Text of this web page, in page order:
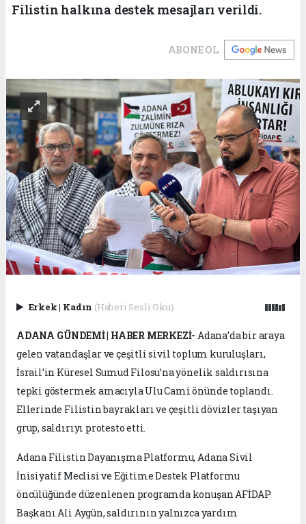
Filistin halkına destek mesajları verildi.
ABONE OL
Erkek| Kadın (Haberi Sesli Oku)
ADANA GÜNDEMİ | HABER MERKEZİ- Adana’da bir araya
gelen vatandaşlar ve çeşitli sivil toplum kuruluşları,
İsrail’in Küresel Sumud Filosu’na yönelik saldırısına
tepki göstermek amacıyla Ulu Cami önünde toplandı.
Ellerinde Filistin bayrakları ve çeşitli dövizler taşıyan
grup, saldırıyı protesto etti.
Adana Filistin Dayanışma Platformu, Adana Sivil
İnisiyatif Meclisi ve Eğitime Destek Platformu
öncülüğünde düzenlenen programda konuşan AFİDAP
Başkanı Ali Aygün, saldırının yalnızca yardım